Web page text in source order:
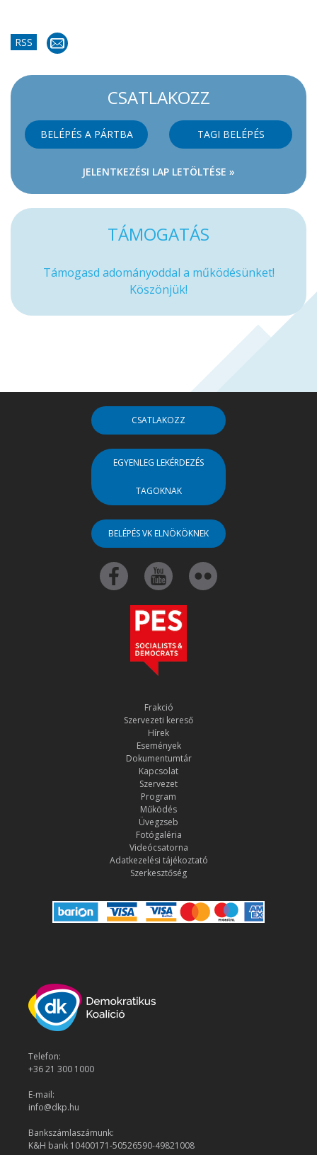
RSS
CSATLAKOZZ
BELÉPÉS A PÁRTBA TAGI BELÉPÉS
JELENTKEZÉSI LAP LETÖLTÉSE »
TÁMOGATÁS
Támogasd adományoddal a működésünket!
Köszönjük!
CSATLAKOZZ
EGYENLEG LEKÉRDEZÉS
TAGOKNAK
BELÉPÉS VK ELNÖKÖKNEK
Frakció
Szervezeti kereső
Hírek
Események
Dokumentumtár
Kapcsolat
Szervezet
Program
Működés
Üvegzseb
Fotógaléria
Videócsatorna
Adatkezelési tájékoztató
Szerkesztőség
Telefon:
+36 21 300 1000
E-mail:
info@dkp.hu
Bankszámlaszámunk:
K&H bank 10400171-50526590-49821008